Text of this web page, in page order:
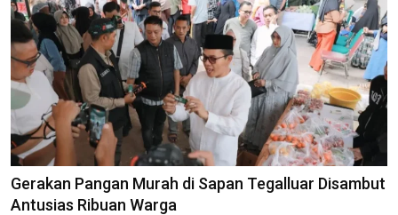
Gerakan Pangan Murah di Sapan Tegalluar Disambut
Antusias Ribuan Warga